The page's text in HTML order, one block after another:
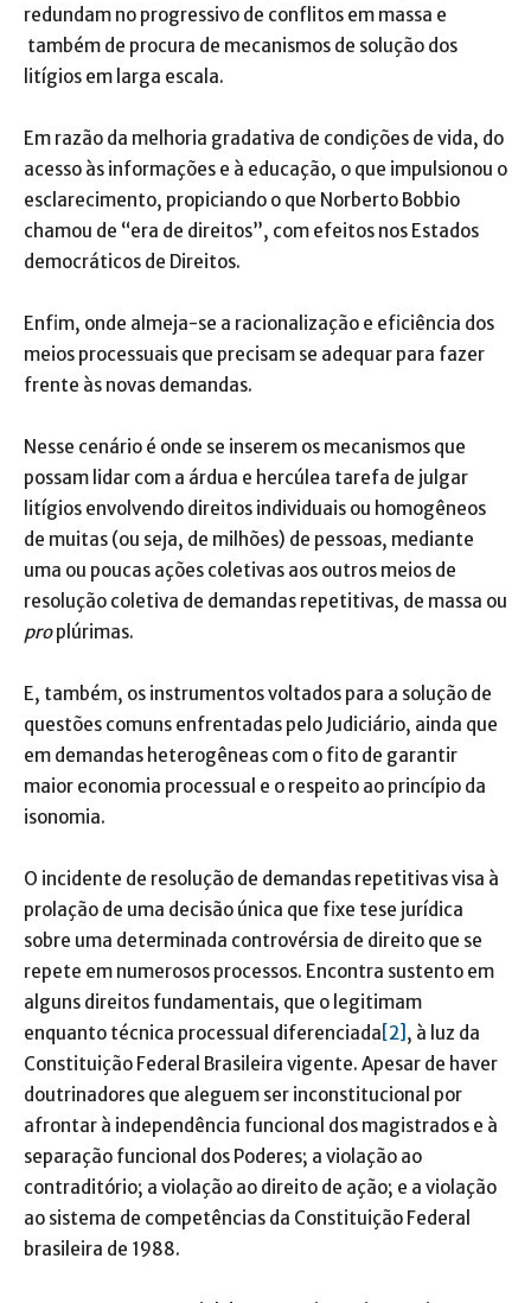
redundam no progressivo de conflitos em massa e
também de procura de mecanismos de solução dos
litígios em larga escala.
Em razão da melhoria gradativa de condições de vida, do
acesso às informações e à educação, o que impulsionou o
esclarecimento, propiciando o que Norberto Bobbio
chamou de “era de direitos”, com efeitos nos Estados
democráticos de Direitos.
Enfim, onde almeja-se a racionalização e eficiência dos
meios processuais que precisam se adequar para fazer
frente às novas demandas.
Nesse cenário é onde se inserem os mecanismos que
possam lidar com a árdua e hercúlea tarefa de julgar
litígios envolvendo direitos individuais ou homogêneos
de muitas (ou seja, de milhões) de pessoas, mediante
uma ou poucas ações coletivas aos outros meios de
resolução coletiva de demandas repetitivas, de massa ou
proplúrimas.
E, também, os instrumentos voltados para a solução de
questões comuns enfrentadas pelo Judiciário, ainda que
em demandas heterogêneas com o fito de garantir
maior economia processual e o respeito ao princípio da
isonomia.
O incidente de resolução de demandas repetitivas visa à
prolação de uma decisão única que fixe tese jurídica
sobre uma determinada controvérsia de direito que se
repete em numerosos processos. Encontra sustento em
alguns direitos fundamentais, que o legitimam
enquanto técnica processual diferenciada [2] , à luz da
Constituição Federal Brasileira vigente. Apesar de haver
doutrinadores que aleguem ser inconstitucional por
afrontar à independência funcional dos magistrados e à
separação funcional dos Poderes; a violação ao
contraditório; a violação ao direito de ação; e a violação
ao sistema de competências da Constituição Federal
brasileira de 1988.